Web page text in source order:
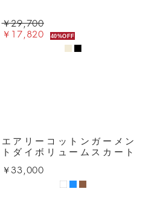
￥29,700
￥17,820 40%OFF
エアリーコットンガーメン
トダイボリュームスカート
￥33,000